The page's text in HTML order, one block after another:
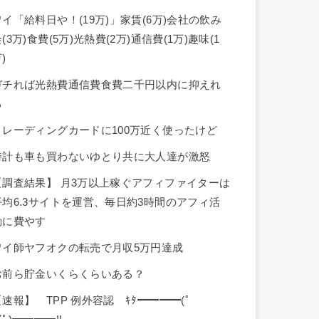
イ「給料日や！(19万)」家賃(6万)会社の飲み
(3万)食費(5万)光熱費(2万)通信費(1万)趣味(1
チれば光熱費通信費食費二千円以内に抑えれ
レーディングカードに100万近く使ったけど
計も車も買わないゆとり共に大人達が激怒
調査結果】 月3万以上稼ぐアフィファイターは
均6.3サイトを運営、毎日約3時間のアフィ活
に費やす
イ師ヤフオクの転売で月収5万円達成
前ら貯金いくらくらいある？
速報】 TPP 例外容認 ｷﾀ━━━━(ﾟ